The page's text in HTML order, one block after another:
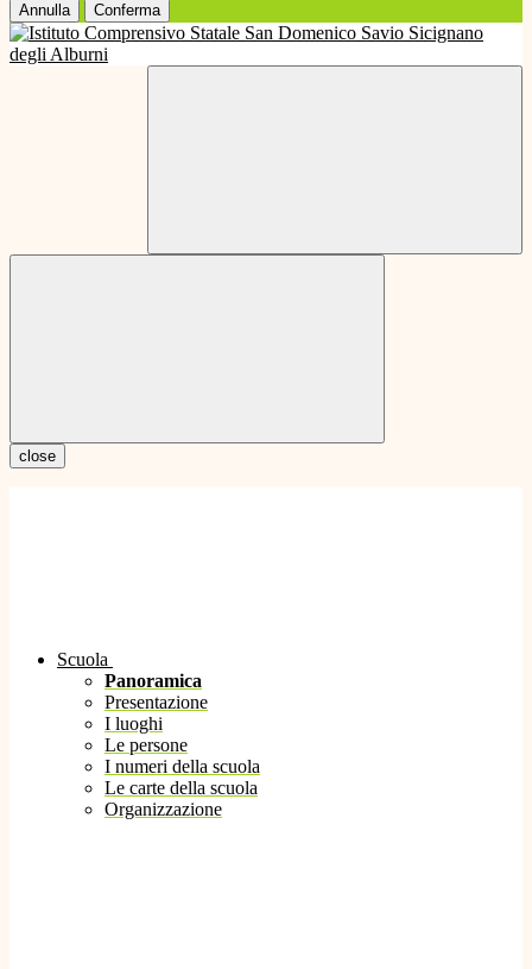
Annulla Conferma
close
Scuola
Panoramica
Presentazione
I luoghi
Le persone
I numeri della scuola
Le carte della scuola
Organizzazione